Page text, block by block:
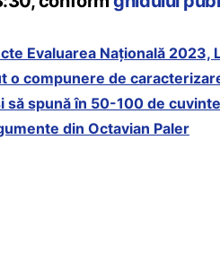
Evaluarea Națională 2023,
o compunere de
să spună în 50-100 de
din Octavian Paler